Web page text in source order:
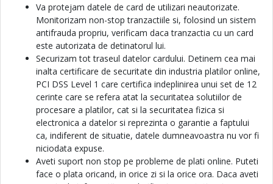
Va protejam datele de card de utilizari neautorizate.
Monitorizam non-stop tranzactiile si, folosind un sistem
antifrauda propriu, verificam daca tranzactia cu un card
este autorizata de detinatorul lui.
Securizam tot traseul datelor cardului. Detinem cea mai
inalta certificare de securitate din industria platilor online,
PCI DSS Level 1 care certifica indeplinirea unui set de 12
cerinte care se refera atat la securitatea solutiilor de
procesare a platilor, cat si la securitatea fizica si
electronica a datelor si reprezinta o garantie a faptului
ca, indiferent de situatie, datele dumneavoastra nu vor fi
niciodata expuse.
Aveti suport non stop pe probleme de plati online. Puteti
face o plata oricand, in orice zi si la orice ora. Daca aveti